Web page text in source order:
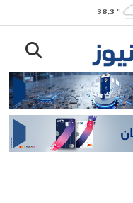
° 38.3